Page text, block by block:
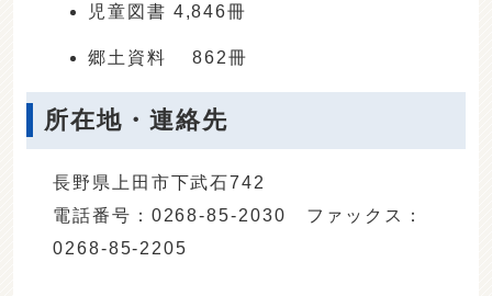
児童図書 4,846冊
郷土資料 862冊
所在地・連絡先
長野県上田市下武石742
電話番号：0268-85-2030 ファックス：
0268-85-2205